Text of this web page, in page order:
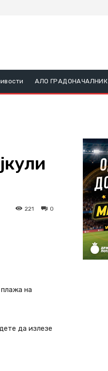
АЛО ГРАДОНАЧАЛНИК
0
221
на
да излезе